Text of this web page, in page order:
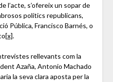
l’acte, s’ofereix un sopar de
polítics republicans,
Pública, Francisco Barnés, o
[x].
rellevants com la
Azaña, Antonio Machado
la seva clara aposta per la